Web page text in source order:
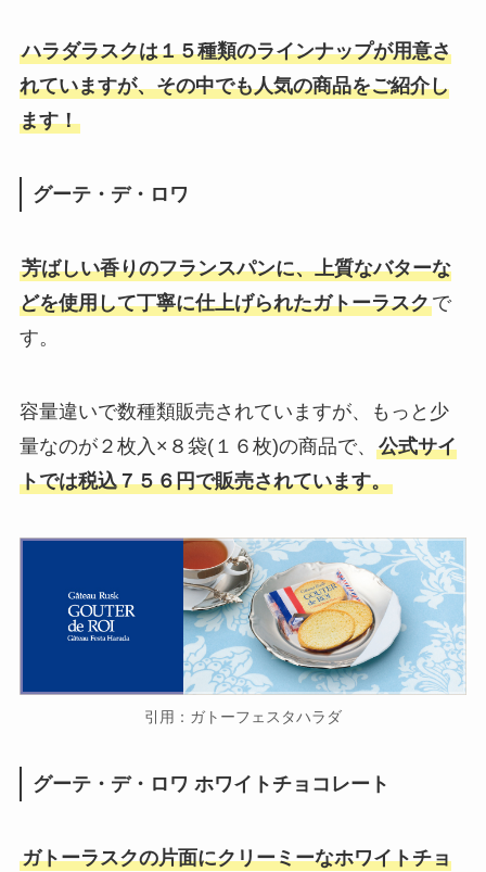
あずきのチカラが販売中止？な
トやドンキ・楽天やAmazonで買
える？口コミも調査
なぜ？ヨドバシ・ビックカメラの
ンキホーテ・ダイソー・ヤマダ電
機・ケーズデンキを調査！
かわるよくれいどこで売ってる？
ドンキやマツキヨで買える？値段
や安く買える店調査
サウナスーツはワークマンで売っ
ハラダラスクは１５種類のラインナップが用意さ
れていますが、その中でも人気の商品をご紹介し
ます！
グーテ・デ・ロワ
芳ばしい香りのフランスパンに、上質なバターな
どを使用して丁寧に仕上げられたガトーラスクで
す。
容量違いで数種類販売されていますが、もっと少
量なのが２枚入×８袋(１６枚)の商品で、 公式サイ
トでは税込７５６円で販売されています。
引用：ガトーフェスタハラダ
グーテ・デ・ロワ ホワイトチョコレート
ガトーラスクの片面にクリーミーなホワイトチョ